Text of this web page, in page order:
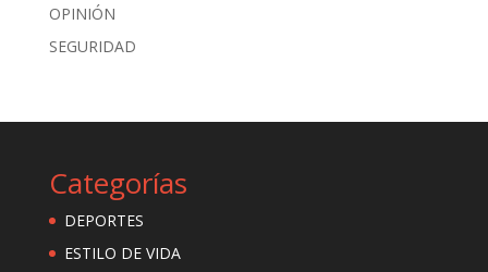
OPINIÓN
SEGURIDAD
Categorías
DEPORTES
ESTILO DE VIDA